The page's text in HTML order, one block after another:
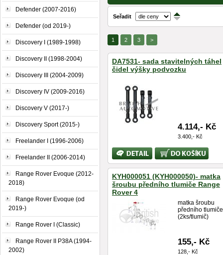
Defender (2007-2016)
Defender (od 2019-)
Discovery I (1989-1998)
Discovery II (1998-2004)
Discovery III (2004-2009)
Discovery IV (2009-2016)
Discovery V (2017-)
Discovery Sport (2015-)
Freelander I (1996-2006)
Freelander II (2006-2014)
Range Rover Evoque (2012-
2018)
Range Rover Evoque (od
2019-)
Range Rover I (Classic)
Range Rover II P38A (1994-
2002)
Seřadit ↑
↓
1 2 3 >
DA7531- sada stavitelných táhel
čidel výšky podvozku
4.114,- Kč
3.400,- Kč
Bližší
informace
Koupit
KYH000051 (KYH000050)- matka
šroubu předního tlumiče Range
Rover 4
matka šroubu
předního tlumiče
(2ks/tlumič)
155,- Kč
128,- Kč